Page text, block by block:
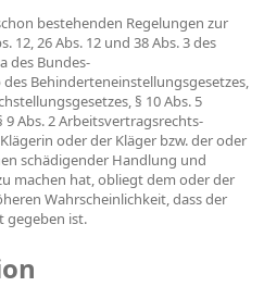
bestehenden Regelungen zur
12, 26 Abs. 12 und 38 Abs. 3 des
des Bundes-
Behinderteneinstellungsgesetzes,
§ 10 Abs. 5
Abs. 2 Arbeitsvertragsrechts-
oder der Kläger bzw. der oder
schädigender Handlung und
machen hat, obliegt dem oder der
Wahrscheinlichkeit, dass der
gegeben ist.